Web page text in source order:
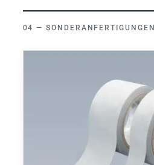
SONDERANFERTIGUNGEN